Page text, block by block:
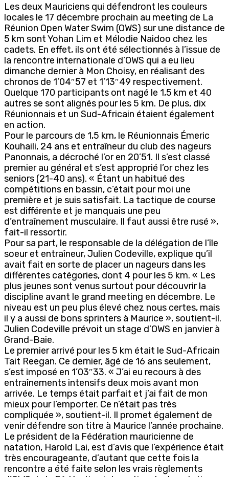
Les deux Mauriciens qui défendront les couleurs
locales le 17 décembre prochain au meeting de La
Réunion Open Water Swim (OWS) sur une distance de
5 km sont Yohan Lim et Mélodie Naidoo chez les
cadets. En effet, ils ont été sélectionnés à l’issue de
la rencontre internationale d’OWS qui a eu lieu
dimanche dernier à Mon Choisy, en réalisant des
chronos de 1’04″57 et 1’13″49 respectivement.
Quelque 170 participants ont nagé le 1,5 km et 40
autres se sont alignés pour les 5 km. De plus, dix
Réunionnais et un Sud-Africain étaient également
en action.
Pour le parcours de 1,5 km, le Réunionnais Émeric
Kouhaili, 24 ans et entraîneur du club des nageurs
Panonnais, a décroché l’or en 20’51. Il s’est classé
premier au général et s’est approprié l’or chez les
seniors (21-40 ans). « Étant un habitué des
compétitions en bassin, c’était pour moi une
première et je suis satisfait. La tactique de course
est différente et je manquais une peu
d’entraînement musculaire. Il faut aussi être rusé »,
fait-il ressortir.
Pour sa part, le responsable de la délégation de l’île
soeur et entraîneur, Julien Codeville, explique qu’il
avait fait en sorte de placer un nageurs dans les
différentes catégories, dont 4 pour les 5 km. « Les
plus jeunes sont venus surtout pour découvrir la
discipline avant le grand meeting en décembre. Le
niveau est un peu plus élevé chez nous certes, mais
il y a aussi de bons sprinters à Maurice », soutient-il.
Julien Codeville prévoit un stage d’OWS en janvier à
Grand-Baie.
Le premier arrivé pour les 5 km était le Sud-Africain
Tait Reegan. Ce dernier, âgé de 16 ans seulement,
s’est imposé en 1’03″33. « J’ai eu recours à des
entraînements intensifs deux mois avant mon
arrivée. Le temps était parfait et j’ai fait de mon
mieux pour l’emporter. Ce n’était pas très
compliquée », soutient-il. Il promet également de
venir défendre son titre à Maurice l’année prochaine.
Le président de la Fédération mauricienne de
natation, Harold Lai, est d’avis que l’expérience était
très encourageante, d’autant que cette fois la
rencontre a été faite selon les vrais règlements